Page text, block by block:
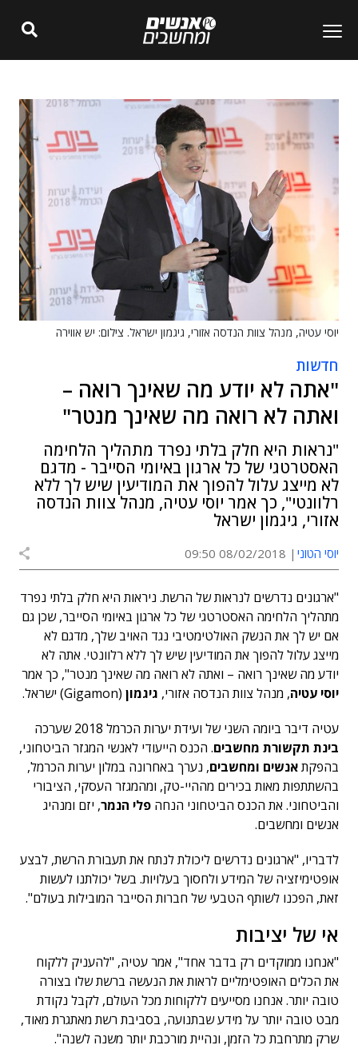
יוסי עטיה, מנהל צוות הנדסה אזורי, גיגמון ישראל. צילום: יש אווירה
חדשות
"אתה לא יודע מה שאינך רואה –
ואתה לא רואה מה שאינך מנטר"
"נראות היא חלק בלתי נפרד מתהליך הלחימה
האסטרטגי של כל ארגון באיומי הסייבר - מדגם
לא מייצג עלול להפוך את המודיעין שיש לך ללא
רלוונטי", כך אמר יוסי עטיה, מנהל צוות הנדסה
אזורי, גיגמון ישראל
יוסי הטוני 08/02/2018 09:50
"ארגונים נדרשים לנראות של הרשת. ניראות היא חלק בלתי נפרד
מתהליך הלחימה האסטרטגי של כל ארגון באיומי הסייבר, שכן גם
אם יש לך את הנשק האולטימטיבי נגד האויב שלך, מדגם לא
מייצג עלול להפוך את המודיעין שיש לך ללא רלוונטי. אתה לא
יודע מה שאינך רואה – ואתה לא רואה מה שאינך מנטר", כך אמר
יוסי עטיה, מנהל צוות הנדסה אזורי, גיגמון (Gigamon) ישראל.
עטיה דיבר ביומה השני של ועידת יערות הכרמל 2018 שערכה
בינת תקשורת מחשבים. הכנס הייעודי לאנשי המגזר הביטחוני,
בהפקתאנשים ומחשבים, נערך באחרונה במלון יערות הכרמל,
בהשתתפות מאות בכירים מההיי-טק, ומהמגזר העסקי, הציבורי
והביטחוני. את הכנס הביטחוני הנחה פלי הנמר, יזם ומנהיג
אנשים ומחשבים.
לדבריו, "ארגונים נדרשים ליכולת לנתח את תעבורת הרשת, לבצע
אופטימיזציה של המידע ולחסוך בעלויות. בשל יכולתנו לעשות
זאת, הפכנו לשותף הטבעי של חברות הסייבר המובילות בעולם".
אי של יציבות
"אנחנו ממוקדים רק בדבר אחד", אמר עטיה, "להעניק ללקוח
את הכלים האופטימליים לראות את הנעשה ברשת שלו בצורה
טובה יותר. אנחנו מסייעים ללקוחות מכל העולם, לקבל נקודת
מבט טובה יותר על מידע שבתנועה, בסביבת רשת מאתגרת מאוד,
שרק מתרחבת כל הזמן, ונהיית מורכבת יותר משנה לשנה".